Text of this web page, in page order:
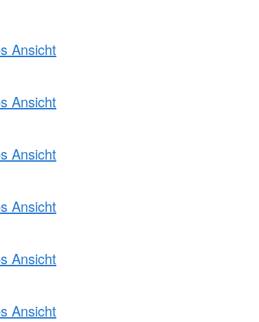
Ansicht
Ansicht
Ansicht
Ansicht
Ansicht
Ansicht